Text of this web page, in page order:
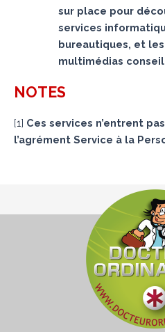
sur place pour
services
bureautiques, et
multimédias
NOTES
[1] Ces services n’entrent
l’agrément Service à la